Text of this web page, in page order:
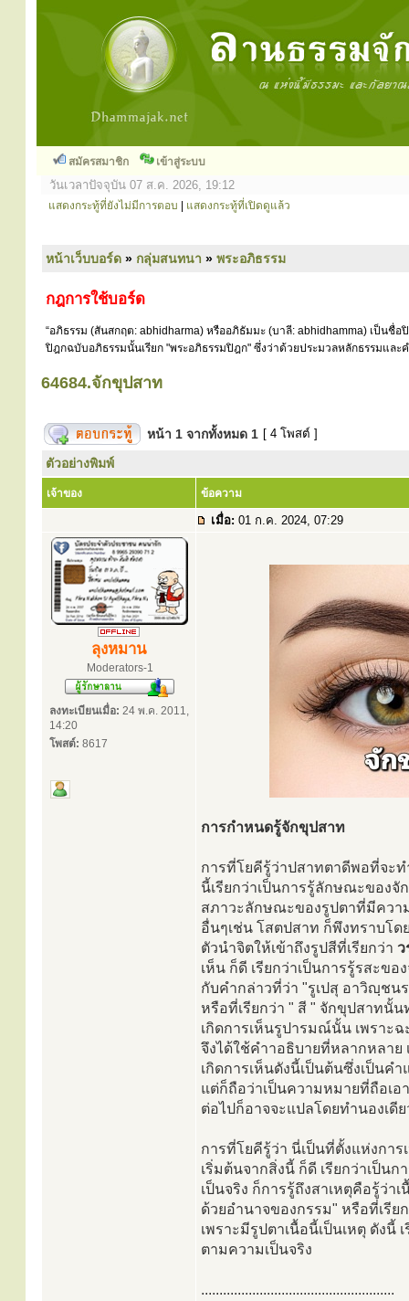
สมัครสมาชิก เข้าสู่ระบบ
วันเวลาปัจจุบัน 07 ส.ค. 2026, 19:12
แสดงกระทู้ที่ยังไม่มีการตอบ แสดงกระทู้ที่เปิดดูแล้ว
หน้าเว็บบอร์ด » กลุ่มสนทนา » พระอภิธรรม
กฎการใช้บอร์ด
“อภิธรรม (สันสกฤต: abhidharma) หรืออภิธัมมะ (บาลี: abhidhamma) เป็น
ปิฎกฉบับอภิธรรมนั้นเรียก "พระอภิธรรมปิฎก" ซึ่งว่าด้วยประมวลหลักธรรมแล
64684.จักขุปสาท
หน้า 1 จากทั้งหมด 1 [ 4 โพสต์ ]
ตัวอย่างพิมพ์
เจ้าของ ข้อความ
เมื่อ: 01 ก.ค. 2024, 07:29
ลุงหมาน
Moderators-1
ลงทะเบียนเมื่อ: 24 พ.ค. 2011,
14:20
โพสต์: 8617
การกำหนดรู้จักขุปสาท
การที่โยคีรู้ว่าปสาทตาดีพอที่จะ
นี้เรียกว่าเป็นการรู้ลักษณะของ
สภาวะลักษณะของรูปตาที่มีควา
อื่นๆเช่น โสตปสาท ก็พึงทราบโด
ตัวนำจิตให้เข้าถึงรูปสีที่เรียกว่า ว
เห็น ก็ดี เรียกว่าเป็นการรู้รสะข
กับคำกล่าวที่ว่า "รูเปสุ อาวิญฺช
หรือที่เรียกว่า " สี " จักขุปสาทนั้
เกิดการเห็นรูปารมณ์นั้น เพราะ
จึงได้ใช้คำาอธิบายที่หลากหลา
เกิดการเห็นดังนี้เป็นต้นซึ่งเป็นค
แต่ก็ถือว่าเป็นความหมายที่ถือเอ
ต่อไปก็อาจจะแปลโดยทำนองเดี
การที่โยคีรู้ว่า นี่เป็นที่ตั้งแห่งกา
เริ่มต้นจากสิ่งนี้ ก็ดี เรียกว่าเป็น
เป็นจริง ก็การรู้ถึงสาเหตุคือรู้ว่า
ด้วยอำนาจของกรรม" หรือที่เรี
เพราะมีรูปตาเนื้อนี้เป็นเหตุ ดังนี้
ตามความเป็นจริง
.....................................................